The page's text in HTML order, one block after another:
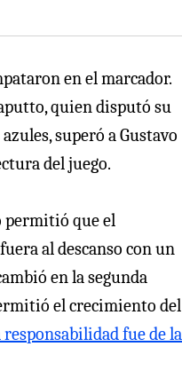
en el marcador.
quien disputó su
superó a Gustavo
del juego.
permitió que el
al descanso con un
en la segunda
el crecimiento del
fue de la